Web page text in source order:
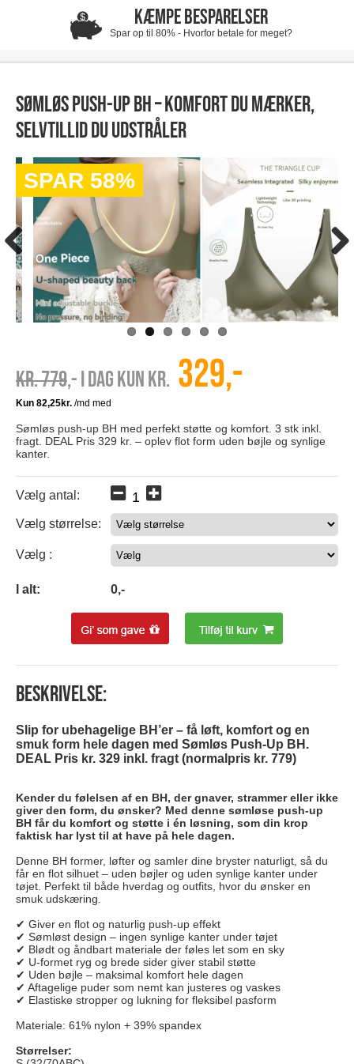
KÆMPE BESPARELSER
Spar op til 80% - Hvorfor betale for meget?
Sømløs Push-Up BH – Komfort du mærker,
selvtillid du udstråler
SPAR 58%
Kr. 779,- I dag kun kr. 329,-
Sømløs push-up BH med perfekt støtte og komfort. 3 stk inkl.
fragt. DEAL Pris 329 kr. – oplev flot form uden bøjle og synlige
kanter.
Vælg antal:
Vælg størrelse:
Vælg :
I alt: 0,-
Beskrivelse:
Slip for ubehagelige BH’er – få løft, komfort og en
smuk form hele dagen med Sømløs Push-Up BH.
DEAL Pris kr. 329 inkl. fragt (normalpris kr. 779)
Kender du følelsen af en BH, der gnaver, strammer eller ikke
giver den form, du ønsker? Med denne sømløse push-up
BH får du komfort og støtte i én løsning, som din krop
faktisk har lyst til at have på hele dagen.
Denne BH former, løfter og samler dine bryster naturligt, så du
får en flot silhuet – uden bøjler og uden synlige kanter under
tøjet. Perfekt til både hverdag og outfits, hvor du ønsker en
smuk udskæring.
✔ Giver en flot og naturlig push-up effekt
✔ Sømløst design – ingen synlige kanter under tøjet
✔ Blødt og åndbart materiale der føles let som en sky
✔ U-formet ryg og brede sider giver stabil støtte
✔ Uden bøjle – maksimal komfort hele dagen
✔ Aftagelige puder som nemt kan justeres og vaskes
✔ Elastiske stropper og lukning for fleksibel pasform
Materiale: 61% nylon + 39% spandex
Størrelser: